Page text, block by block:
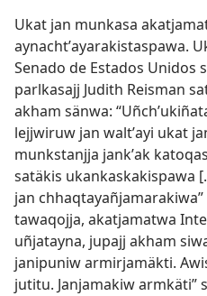
Ukat jan munkasa
aynachtʼayarakistaspawa.
Senado de Estados Unidos
parlkasajj Judith Reisman
akham sänwa:
lejjwiruw jan waltʼayi ukat
munkstanjja jankʼak
satäkis ukankaskakispawa
jan
tawaqojja, akatjamatwa
uñjatayna, jupajj akham
janipuniw armirjamäkti.
jutitu. Janjamakiw armkäti”